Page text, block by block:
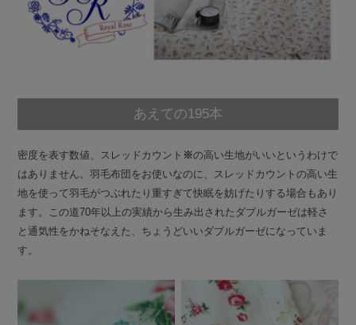
あえての195本
密度を表す数値、スレッドカウント ※の高い生地がいいというわけで
はありません。羽毛布団をお使いなのに、スレッドカウントの高い生
地を使って羽毛がつぶれたり重すぎて快眠を妨げたりする場合もあり
ます。この道70年以上の実績から生み出されたダブルガーゼは軽さ
と通気性をかねそなえた、ちょうどいいダブルガーゼになっていま
す。